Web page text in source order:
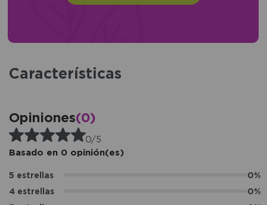
Características
Opiniones(0)
0/5
Basado en 0 opinión(es)
5 estrellas
0%
4 estrellas
0%